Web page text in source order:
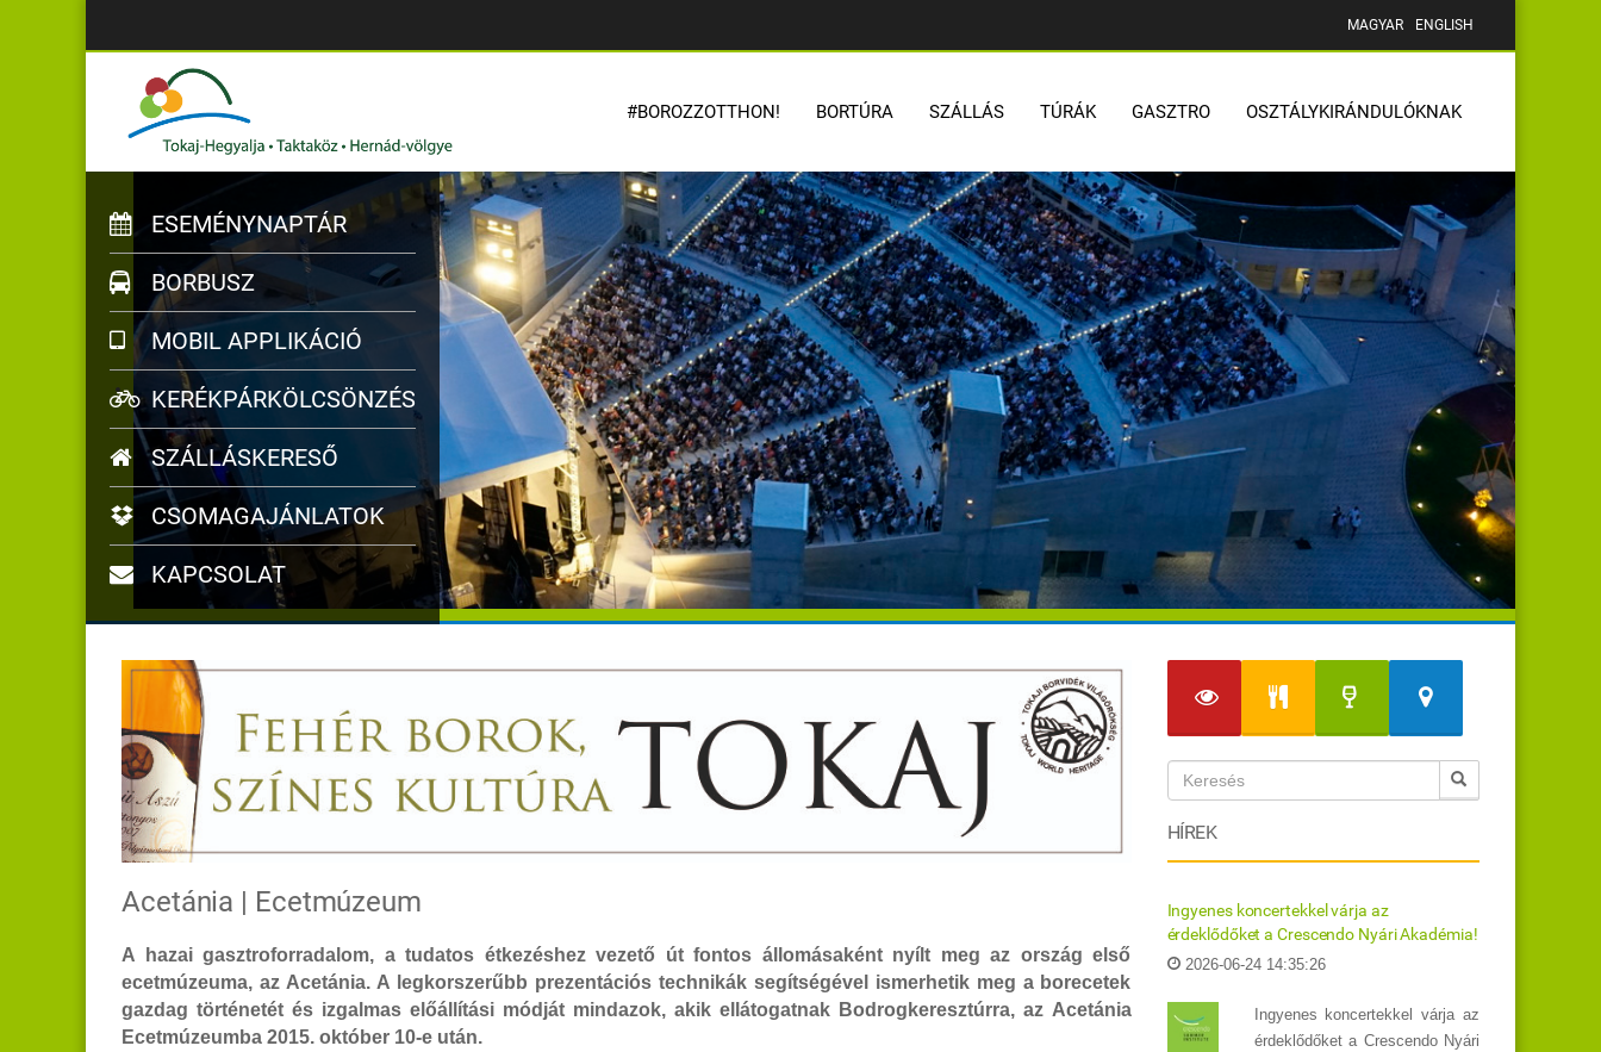
MAGYAR ENGLISH
#BOROZZOTTHON! BORTÚRA SZÁLLÁS TÚRÁK GASZTRO OSZTÁLYKIRÁNDULÓKNAK
ESEMÉNYNAPTÁR
BORBUSZ
MOBIL APPLIKÁCIÓ
KERÉKPÁRKÖLCSÖNZÉS
SZÁLLÁSKERESŐ
CSOMAGAJÁNLATOK
KAPCSOLAT
Acetánia | Ecetmúzeum
A hazai gasztroforradalom, a tudatos étkezéshez vezető út fontos állomásaként nyílt meg az ország első
ecetmúzeuma, az Acetánia. A legkorszerűbb prezentációs technikák segítségével ismerhetik meg a borecetek
gazdag történetét és izgalmas előállítási módját mindazok, akik ellátogatnak Bodrogkeresztúrra, az Acetánia
Ecetmúzeumba 2015. október 10-e után.
HÍREK
Ingyenes koncertekkel várja az
érdeklődőket a Crescendo Nyári Akadémia!
2026-06-24 14:35:26
Ingyenes koncertekkel várja az
érdeklődőket a Crescendo Nyári